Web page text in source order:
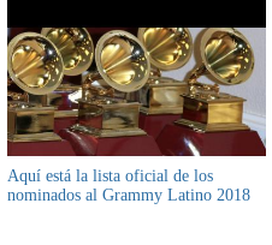
Aquí está la lista oficial de los
nominados al Grammy Latino 2018